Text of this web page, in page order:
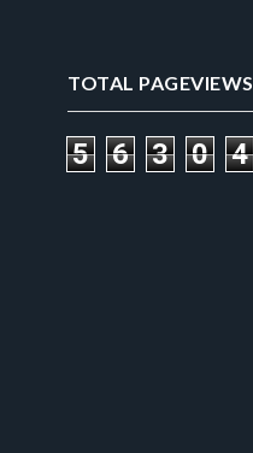
TOTAL PAGEVIEWS
5 6 3 0 4